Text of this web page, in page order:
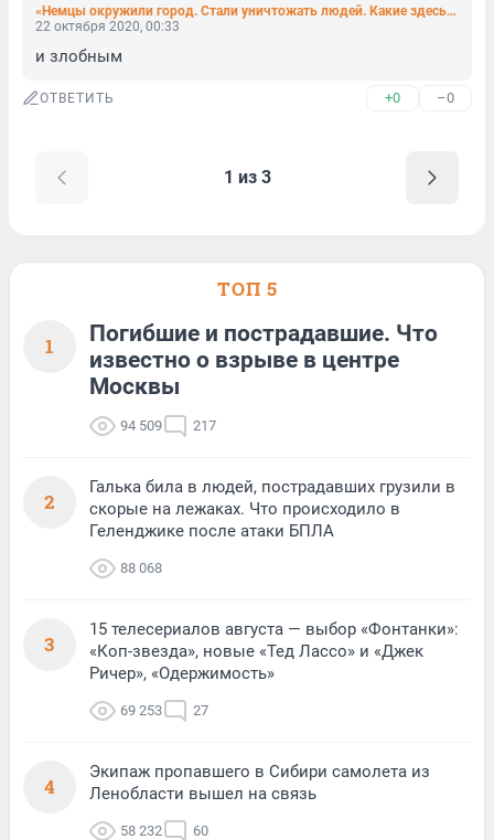
«Немцы окружили город. Стали уничтожать людей. Какие здесь могут быть ещё причины трагедии?» (фото, видео)
22 октября 2020, 00:33
и злобным
ОТВЕТИТЬ +0 –0
1 из 3
ТОП 5
1
Погибшие и пострадавшие. Что
известно о взрыве в центре
Москвы
94 509 217
2
Галька била в людей, пострадавших грузили в
скорые на лежаках. Что происходило в
Геленджике после атаки БПЛА
88 068
3
15 телесериалов августа — выбор «Фонтанки»:
«Коп-звезда», новые «Тед Лассо» и «Джек
Ричер», «Одержимость»
69 253 27
4
Экипаж пропавшего в Сибири самолета из
Ленобласти вышел на связь
58 232 60